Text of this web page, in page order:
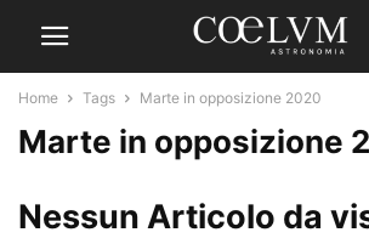
Home Tags Marte in opposizione 2020
Marte in opposizione
Nessun Articolo da